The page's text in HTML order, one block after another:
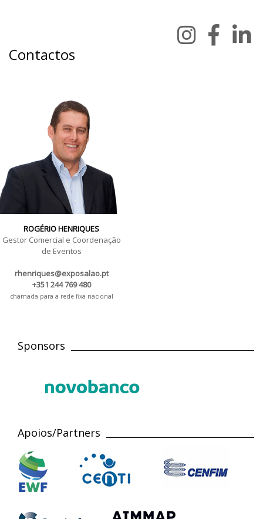
Contactos
ROGÉRIO HENRIQUES
Gestor Comercial e Coordenação
de Eventos
rhenriques@exposalao.pt
+351 244 769 480
chamada para a rede fixa nacional
Sponsors
Apoios/Partners